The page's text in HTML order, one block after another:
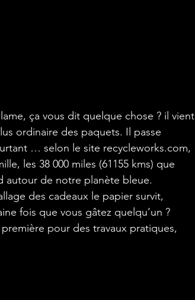
ça vous dit quelque chose ? il vient
ordinaire des paquets. Il passe
… selon le site recycleworks.com,
, les 38 000 miles (61155 kms) que
autour de notre planète bleue.
des cadeaux le papier survit,
fois que vous gâtez quelqu’un ?
pour des travaux pratiques,